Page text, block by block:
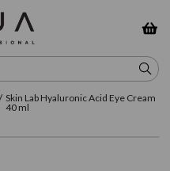
Skin Lab Hyaluronic Acid Eye Cream
40 ml